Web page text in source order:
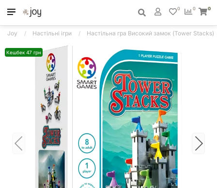
0
0 0
Joy Настільні ігри Настільна гра Високий замок (Tower Stacks)
Кешбек 47 грн